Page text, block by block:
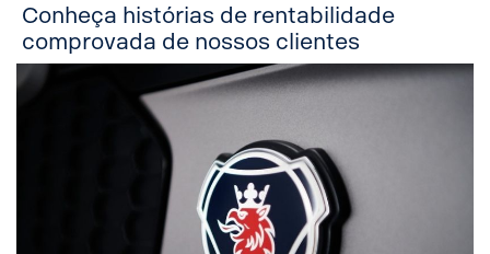
Conheça histórias de rentabilidade
comprovada de nossos clientes